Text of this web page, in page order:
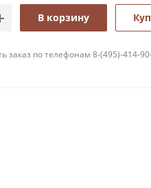
В корзину
заказ по телефонам 8-(495)-414-